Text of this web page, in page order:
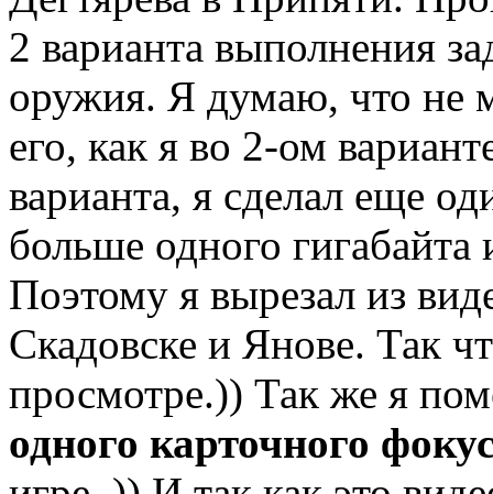
2 варианта выполнения
оружия. Я думаю, что не
его, как я во 2-ом
варианта, я сделал еще
больше одного гигабайта
Поэтому я вырезал из
Скадовске и Янове. Так
просмотре.)) Так же я
одного карточного